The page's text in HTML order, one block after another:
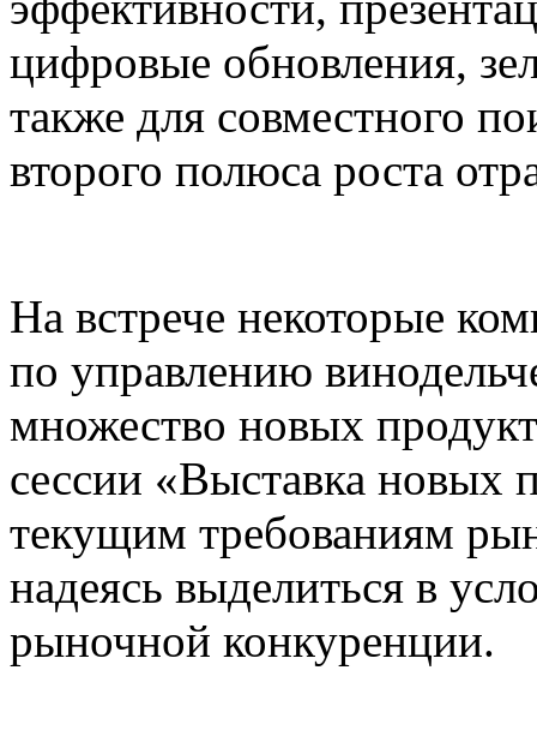
цифровые обновления,
также для совместного
второго полюса роста
На встрече некоторые
по управлению
множество новых
сессии «Выставка новых
текущим требованиям
надеясь выделиться в
рыночной конкуренции.